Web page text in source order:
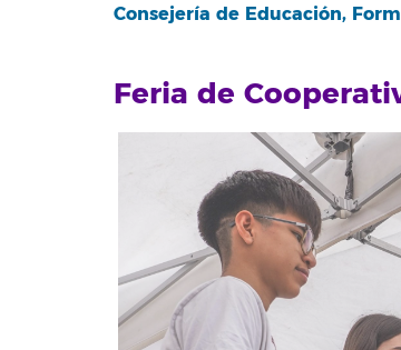
Consejería de Educación,
Feria de